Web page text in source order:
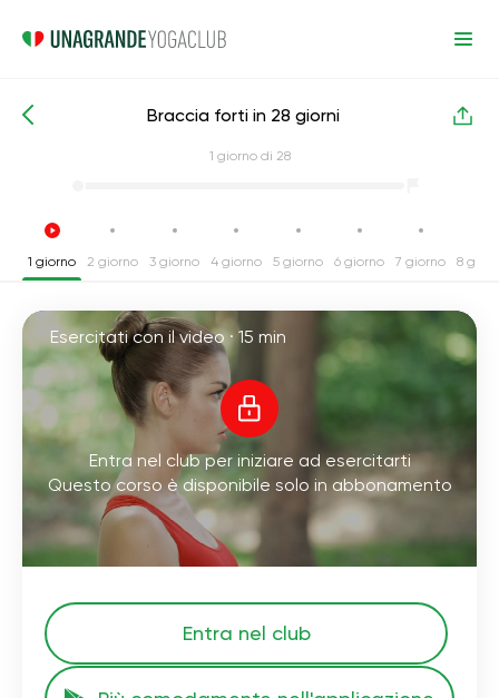
Corsi intensivi di yoga Mani
Braccia forti in 28 giorni
1 giorno di 28
1 giorno 2 giorno 3 giorno 4 giorno 5 giorno 6 giorno 7 giorno 8
Esercitati con il video · 15 min
Entra nel club per iniziare ad esercitarti
Questo corso è disponibile solo in abbonamento
Entra nel club